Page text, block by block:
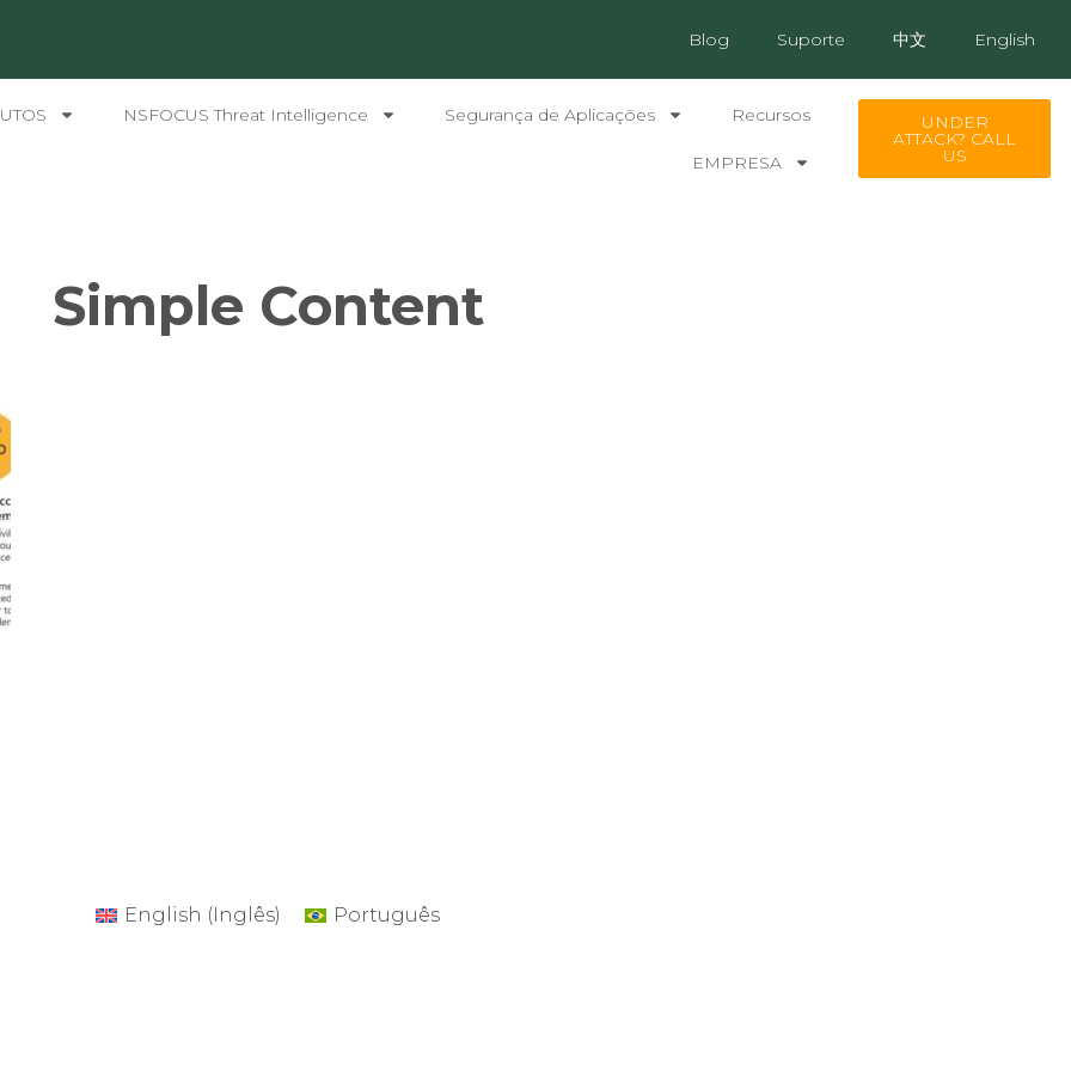
Blog Suporte 中文 English
NSFOCUS Threat Intelligence Segurança de Aplicações Recursos
EMPRESA
UNDER
ATTACK? CALL
US
Simple Content
English (Inglês) Português